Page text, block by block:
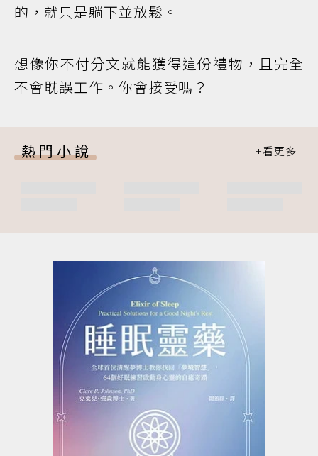
的，就只是躺下並放鬆。
想像你不付分文就能獲得這份禮物，且完全
不會耽誤工作。你會接受嗎？
熱門小說